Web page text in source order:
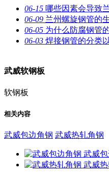
06-15 哪些因素会导致
06-09 兰州螺旋钢管的
06-05 为什么防腐钢管
06-03 焊接钢管的分类
武威软钢板
软钢板
相关内容
武威包边角钢 武威热轧角钢
武威
武威